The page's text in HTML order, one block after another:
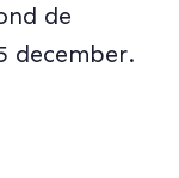
de
december.